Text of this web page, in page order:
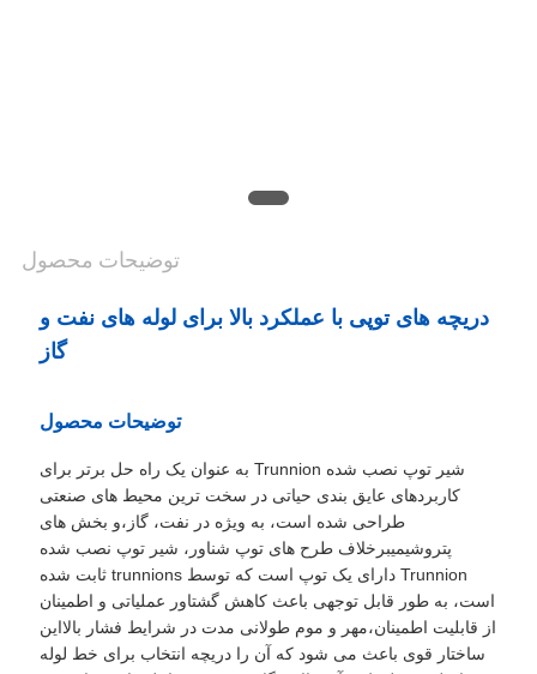
نقل
سایت
PRIVACY
POLICY
توضیحات محصول
دریچه های توپی با عملکرد بالا برای لوله های نفت و
گاز
توضیحات محصول
شیر توپ نصب شده Trunnion به عنوان یک راه حل برتر برای
کاربردهای عایق بندی حیاتی در سخت ترین محیط های صنعتی
طراحی شده است، به ویژه در نفت، گاز،و بخش های
پتروشیمیبرخلاف طرح های توپ شناور، شیر توپ نصب شده
Trunnion دارای یک توپ است که توسط trunnions ثابت شده
است، به طور قابل توجهی باعث کاهش گشتاور عملیاتی و اطمینان
از قابلیت اطمینان،مهر و موم طولانی مدت در شرایط فشار بالااین
ساختار قوی باعث می شود که آن را دریچه انتخاب برای خط لوله